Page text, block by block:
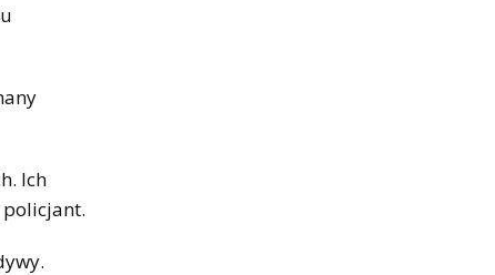
Ich
policjant.